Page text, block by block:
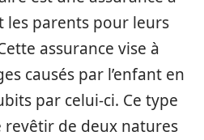
les parents pour leurs
assurance vise à
causés par l’enfant en
par celui-ci. Ce type
revêtir de deux natures